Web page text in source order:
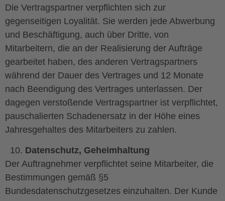
Die Vertragspartner verpflichten sich zur
gegenseitigen Loyalität. Sie werden jede Abwerbung
und Beschäftigung, auch über Dritte, von
Mitarbeitern, die an der Realisierung der Aufträge
gearbeitet haben, des anderen Vertragspartners
während der Dauer des Vertrages und 12 Monate
nach Beendigung des Vertrages unterlassen. Der
dagegen verstoßende Vertragspartner ist verpflichtet,
pauschalierten Schadenersatz in der Höhe eines
Jahresgehaltes des Mitarbeiters zu zahlen.
Datenschutz, Geheimhaltung
Der Auftragnehmer verpflichtet seine Mitarbeiter, die
Bestimmungen gemäß §5
Bundesdatenschutzgesetzes einzuhalten. Der Kunde